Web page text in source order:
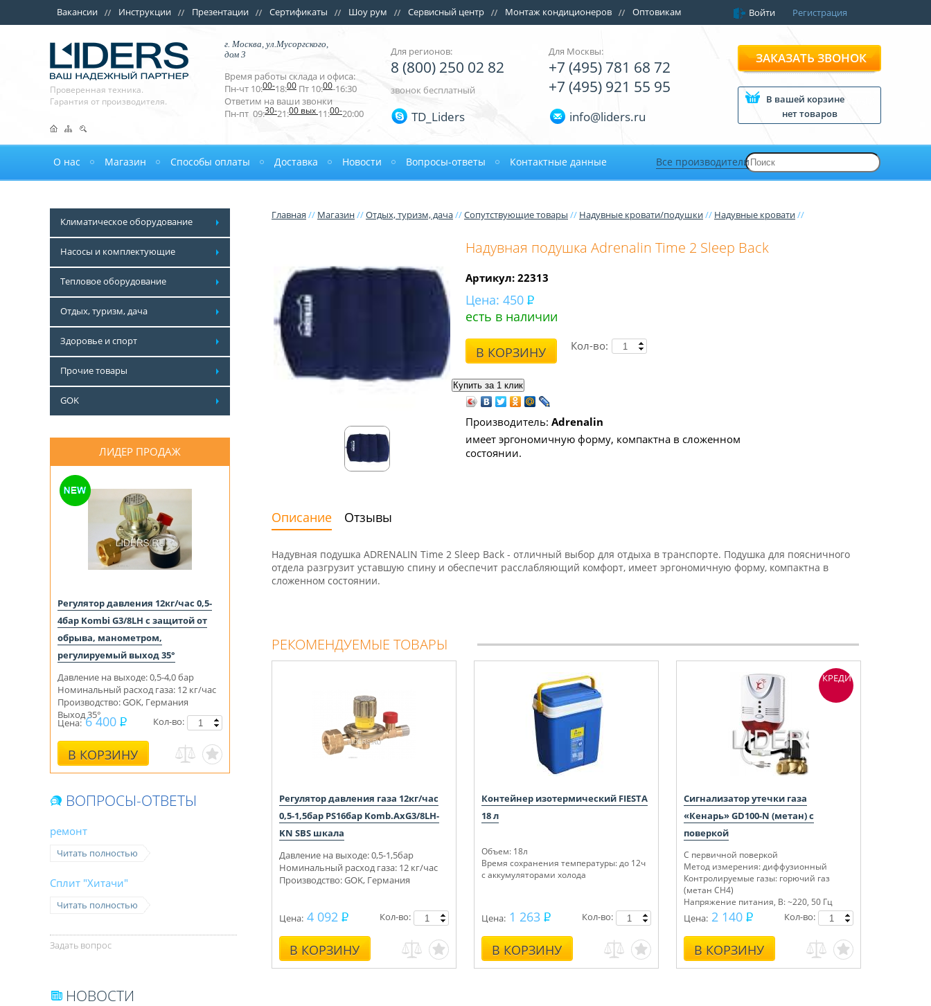
Вакансии Инструкции Презентации Сертификаты Шоу рум Сервисный центр Монтаж кондиционеров Оптовикам Войти Регистрация
Проверенная техника.
Гарантия от производителя.
г. Москва, ул.Мусоргского,
дом 3
Время работы склада и офиса:
Пн-чт 10:00-18:00 Пт 10:00-16:30
Ответим на ваши звонки
Пн-пт 09:30-21:00 вых 11:00-20:00
Для регионов:
8 (800) 250 02 82
звонок бесплатный
TD_Liders
Для Москвы:
+7 (495) 781 68 72
+7 (495) 921 55 95
info@liders.ru
ЗАКАЗАТЬ ЗВОНОК
В вашей корзине
нет товаров
О нас Магазин Способы оплаты Доставка Новости Вопросы-ответы Контактные данные Все производители
Климатическое оборудование
Насосы и комплектующие
Тепловое оборудование
Отдых, туризм, дача
Здоровье и спорт
Прочие товары
GOK
ЛИДЕР ПРОДАЖ
Регулятор давления 12кг/час 0,5-
4бар Kombi G3/8LH с защитой от
обрыва, манометром,
регулируемый выход 35°
Давление на выходе: 0,5-4,0 бар
Номинальный расход газа: 12 кг/час
Производство: GOK, Германия
Выход 35°
Цена: 6 400
В КОРЗИНУ
Кол-во:
ВОПРОСЫ-ОТВЕТЫ
ремонт
Читать полностью
Сплит "Хитачи"
Читать полностью
Задать вопрос
НОВОСТИ
Главная // Магазин//Отдых, туризм, дача//Сопутствующие товары // Надувные кровати/подушки// Надувные кровати//
Надувная подушка Adrenalin Time 2 Sleep Back
Артикул: 22313
Цена: 450
есть в наличии
В КОРЗИНУ Кол-во:
Производитель: Adrenalin
имеет эргономичную форму, компактна в сложенном
состоянии.
Описание Отзывы
Надувная подушка ADRENALIN Time 2 Sleep Back - отличный выбор для отдыха в транспорте. Подушка для поясничного
отдела разгрузит уставшую спину и обеспечит расслабляющий комфорт, имеет эргономичную форму, компактна в
сложенном состоянии.
РЕКОМЕНДУЕМЫЕ ТОВАРЫ
Регулятор давления газа 12кг/час
0,5-1,5бар PS16бар Komb.AxG3/8LH-
KN SBS шкала
Давление на выходе: 0,5-1,5бар
Номинальный расход газа: 12 кг/час
Производство: GOK, Германия
Цена: 4 092
В КОРЗИНУ
Кол-во:
Контейнер изотермический FIESTA
18 л
Объем: 18л
Время сохранения температуры: до 12ч
с аккумуляторами холода
Цена: 1 263
В КОРЗИНУ
Кол-во:
Сигнализатор утечки газа
«Кенарь» GD100-N (метан) с
поверкой
С первичной поверкой
Метод измерения: диффузионный
Контролируемые газы: горючий газ
(метан СН4)
Напряжение питания, В: ~220, 50 Гц
Сертифицирован
Цена: 2 140
В КОРЗИНУ
Кол-во:
КРЕДИТ